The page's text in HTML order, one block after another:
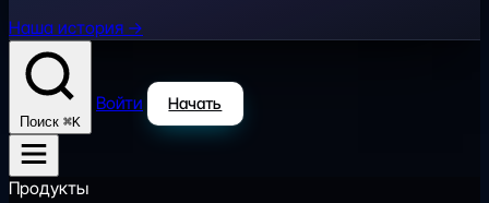
Наша история →
Поиск ⌘K
Войти Начать
Продукты